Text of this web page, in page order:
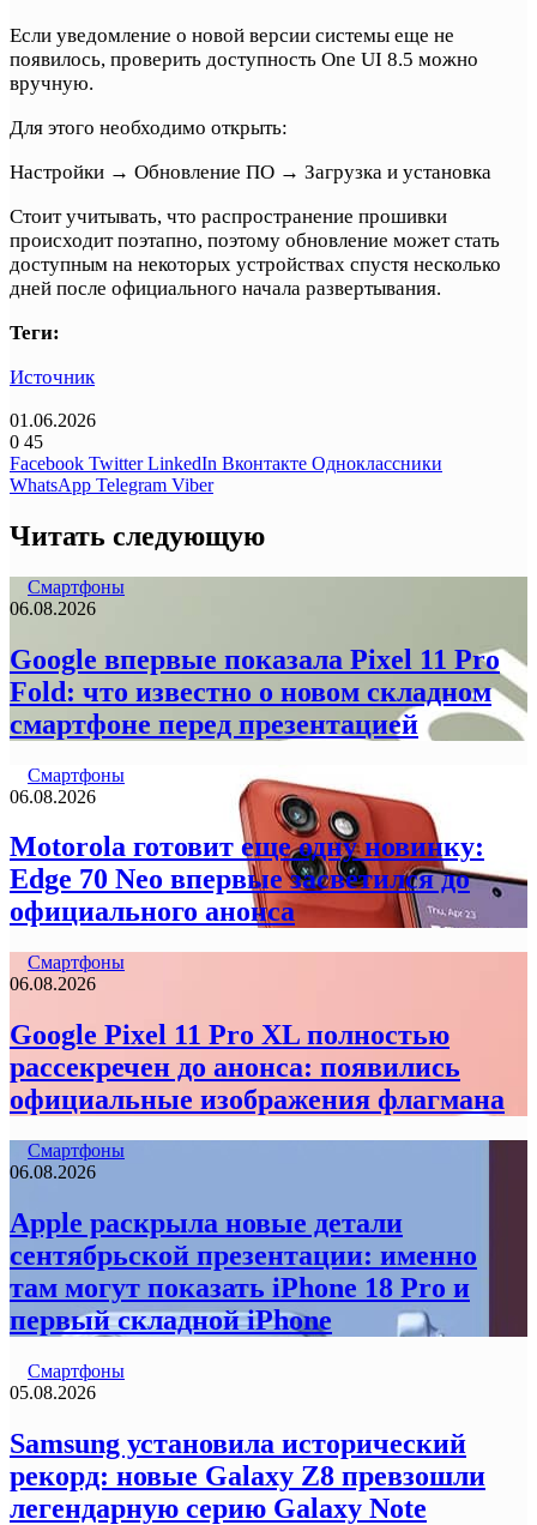
Если уведомление о новой версии системы еще не
появилось, проверить доступность One UI 8.5 можно
вручную.
Для этого необходимо открыть:
Настройки → Обновление ПО → Загрузка и установка
Стоит учитывать, что распространение прошивки
происходит поэтапно, поэтому обновление может стать
доступным на некоторых устройствах спустя несколько
дней после официального начала развертывания.
Теги:
Источник
01.06.2026
0 45
Facebook Twitter LinkedIn Вконтакте Одноклассники
WhatsApp Telegram Viber
Читать следующую
Смартфоны
06.08.2026
Google впервые показала Pixel 11 Pro
Fold: что известно о новом складном
смартфоне перед презентацией
Смартфоны
06.08.2026
Motorola готовит еще одну новинку:
Edge 70 Neo впервые засветился до
официального анонса
Смартфоны
06.08.2026
Google Pixel 11 Pro XL полностью
рассекречен до анонса: появились
официальные изображения флагмана
Смартфоны
06.08.2026
Apple раскрыла новые детали
сентябрьской презентации: именно
там могут показать iPhone 18 Pro и
первый складной iPhone
Смартфоны
05.08.2026
Samsung установила исторический
рекорд: новые Galaxy Z8 превзошли
легендарную серию Galaxy Note